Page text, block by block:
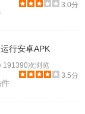
3.0分
行安卓APK
191390次浏览
3.5分